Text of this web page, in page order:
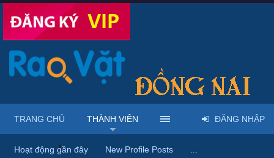
Trang chủ Thành viên
TRANG CHỦ THÀNH VIÊN
Hoạt động gần đây New Profile Posts
ĐĂNG NHẬP